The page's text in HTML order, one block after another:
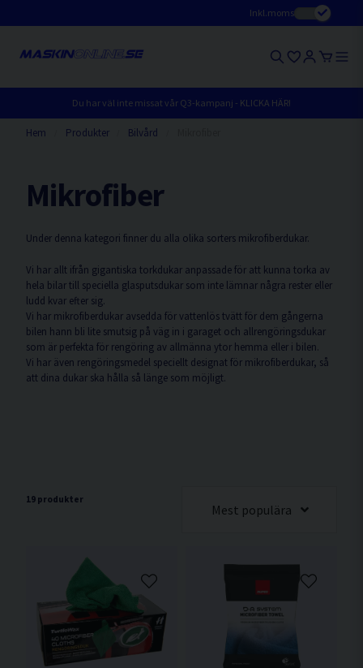
Inkl.moms
Du har väl inte missat vår Q3-kampanj - KLICKA HÄR!
Hem Produkter Bilvård
Mikrofiber
Under denna kategori finner du alla olika sorters mikrofiberdukar.
Vi har allt ifrån gigantiska torkdukar anpassade för att kunna torka av
hela bilar till speciella glasputsdukar som inte lämnar några rester eller
ludd kvar efter sig.
Vi har mikrofiberdukar avsedda för vattenlös tvätt för dem gångerna
bilen hann bli lite smutsig på väg in i garaget och allrengöringsdukar
som är perfekta för rengöring av allmänna ytor hemma eller i bilen.
Vi har även rengöringsmedel speciellt designat för mikrofiberdukar, så
att dina dukar ska hålla så länge som möjligt.
19 produkter
Mest populära